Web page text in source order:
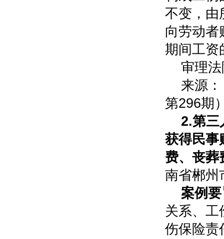
不变，由
向劳动者
期间工资
审理
来源
第296期
2.第三
获得民事
费、丧葬
南省郴州
案例
关系、工
伤保险责